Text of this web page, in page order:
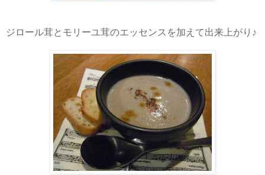
ジロール茸とモリーユ茸のエッセンスを加えて出来上がり♪